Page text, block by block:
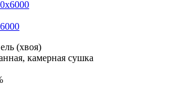
(хвоя)
камерная сушка